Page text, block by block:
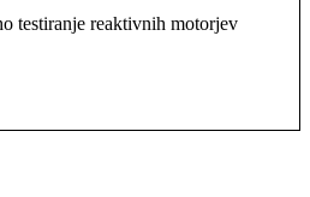
testiranje reaktivnih motorjev